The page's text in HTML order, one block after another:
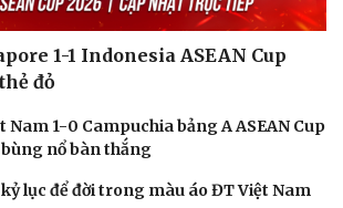
1-1 Indonesia ASEAN Cup
đỏ
Nam 1-0 Campuchia bảng A ASEAN Cup
nổ bàn thắng
lục để đời trong màu áo ĐT Việt Nam